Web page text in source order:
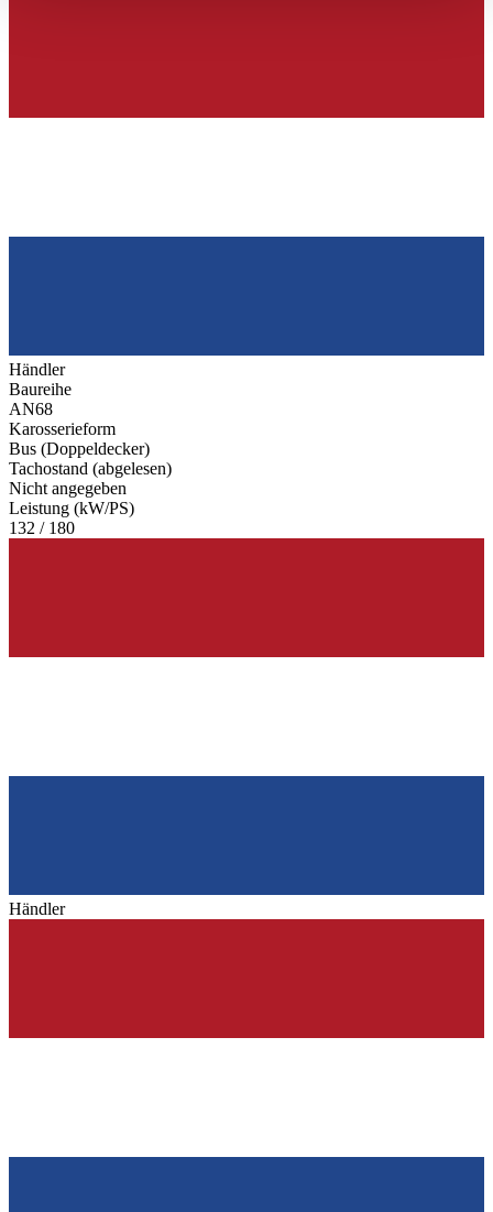
Händler
Baureihe
AN68
Karosserieform
Bus (Doppeldecker)
Tachostand (abgelesen)
Nicht angegeben
Leistung (kW/PS)
132 / 180
Händler